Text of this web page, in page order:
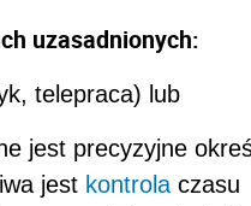
uzasadnionych:
telepraca) lub
jest precyzyjne
jest kontrola czasu